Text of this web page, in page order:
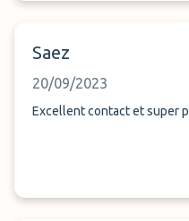
Saez
20/09/2023